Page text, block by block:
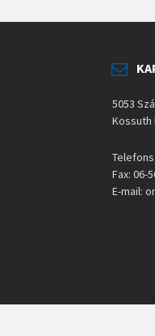
5053
Kossuth
Fax: 06-
E-mail: